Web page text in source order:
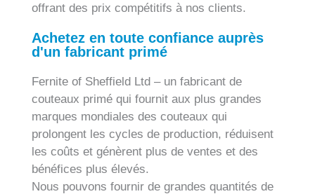
offrant des prix compétitifs à nos clients.
Achetez en toute confiance auprès
d'un fabricant primé
Fernite of Sheffield Ltd – un fabricant de
couteaux primé qui fournit aux plus grandes
marques mondiales des couteaux qui
prolongent les cycles de production, réduisent
les coûts et génèrent plus de ventes et des
bénéfices plus élevés.
Nous pouvons fournir de grandes quantités de